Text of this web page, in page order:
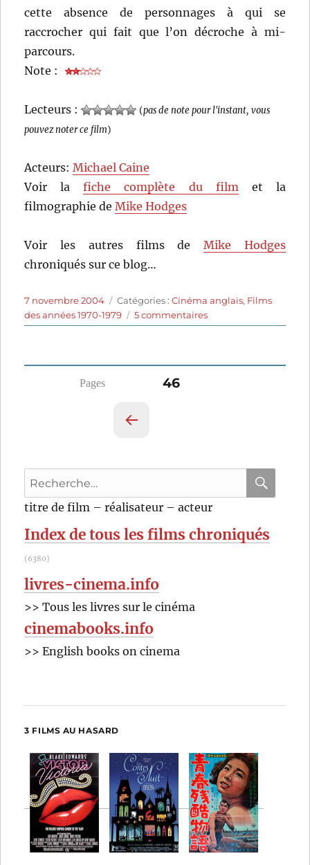
cette absence de personnages à qui se
raccrocher qui fait que l’on décroche à mi-
parcours.
Note :
Lecteurs : (pas de note pour l'instant, vous
pouvez noter ce film)
Acteurs:Michael Caine
Voir lafiche complète du film et la
filmographie deMike Hodges
Voir les autres films de Mike Hodges
chroniqués sur ce blog…
Publié
le
7 novembre 2004 Catégories
Catégories :Cinéma anglais, Films
des années 1970-1979
5 commentairessur
La
Pagination
PRÉ
ENT
E
PAGE46
Recherche
pour
:
titre de film – réalisateur – acteur
Index de tous les films chroniqués
(6380)
livres-cinema.info
>> Tous les livres sur le cinéma
cinemabooks.info
>> English books on cinema
3 FILMS AU HASARD